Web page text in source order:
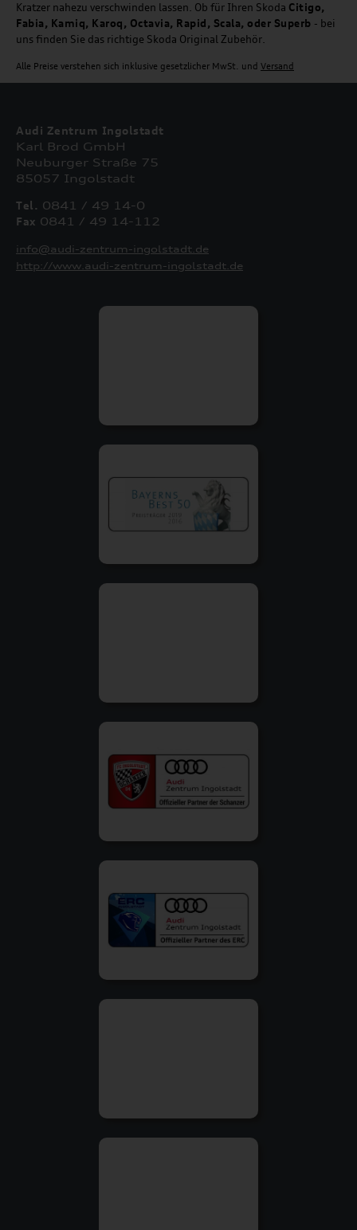
Kratzer nahezu verschwinden lassen. Ob für Ihren Skoda Citigo,
Fabia, Kamiq, Karoq, Octavia, Rapid, Scala, oder Superb - bei
uns finden Sie das richtige Skoda Original Zubehör.
Alle Preise verstehen sich inklusive gesetzlicher MwSt. und Versand
Audi Zentrum Ingolstadt
Karl Brod GmbH
Neuburger Straße 75
85057 Ingolstadt
Tel. 0841 / 49 14-0
Fax 0841 / 49 14-112
info@audi-zentrum-ingolstadt.de
http://www.audi-zentrum-ingolstadt.de